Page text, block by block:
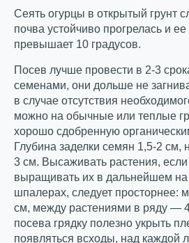
Сеять огурцы в открытый грунт
почва устойчиво прогрелась и
превышает 10 градусов.
Посев лучше провести в 2-3
семенами, они дольше не
в случае отсутствия
можно на обычные или теплые
хорошо сдобренную
Глубина заделки семян 1,5-2 см,
3 см. Высаживать растения,
выращивать их в дальнейшем на
шпалерах, следует просторнее:
см, между растениями в ряду —
посева грядку полезно укрыть
появляться всходы, над каждой